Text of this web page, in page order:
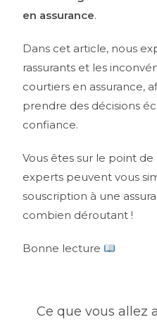
en assurance.
Dans cet article, nous
rassurants et les
courtiers en assurance,
prendre des décisions
confiance.
Vous êtes sur le point
experts peuvent vous
souscription à une
combien déroutant !
Bonne lecture
Ce que vous allez